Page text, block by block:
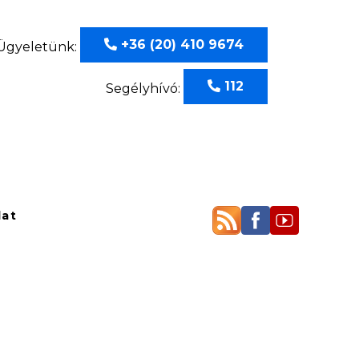
+36 (20) 410 9674
Segélyhívó: 112